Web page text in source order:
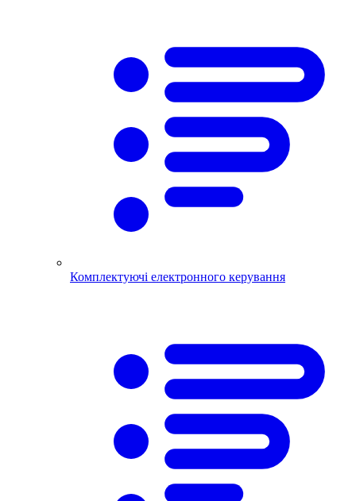
Комплектуючі електронного керування